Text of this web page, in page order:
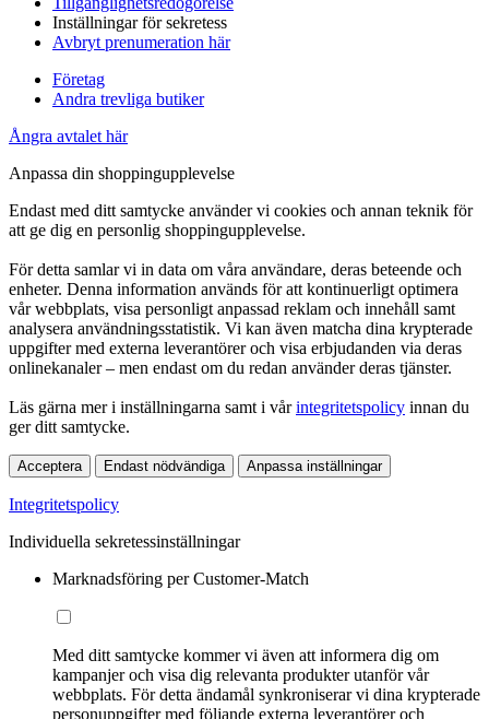
Inställningar för sekretess
Avbryt prenumeration här
Företag
Andra trevliga butiker
Ångra avtalet här
Anpassa din shoppingupplevelse
Endast med ditt samtycke använder vi cookies och annan teknik för
att ge dig en personlig shoppingupplevelse.
För detta samlar vi in data om våra användare, deras beteende och
enheter. Denna information används för att kontinuerligt optimera
vår webbplats, visa personligt anpassad reklam och innehåll samt
analysera användningsstatistik. Vi kan även matcha dina krypterade
uppgifter med externa leverantörer och visa erbjudanden via deras
onlinekanaler – men endast om du redan använder deras tjänster.
Läs gärna mer i inställningarna samt i vårintegritetspolicy innan du
ger ditt samtycke.
Acceptera Endast nödvändiga Anpassa inställningar
Integritetspolicy
Individuella sekretessinställningar
Marknadsföring per Customer-Match
Med ditt samtycke kommer vi även att informera dig om
kampanjer och visa dig relevanta produkter utanför vår
webbplats. För detta ändamål synkroniserar vi dina krypterade
personuppgifter med följande externa leverantörer och